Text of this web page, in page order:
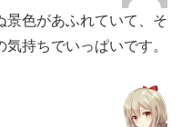
景色があふれていて、そ
持ちでいっぱいです。